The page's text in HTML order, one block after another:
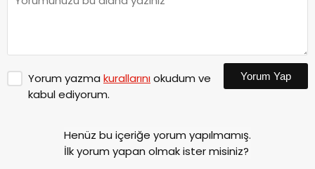
Yorum yazma kurallarınıokudum ve
kabul ediyorum.
Yorum Yap
Henüz bu içeriğe yorum yapılmamış.
İlk yorum yapan olmak ister misiniz?